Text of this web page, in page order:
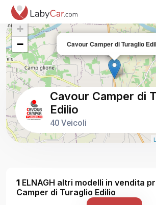
Cavour Camper di Turaglio
+
−
Cavour Camper di
Edilio
40 Veicoli
1 ELNAGH altri modelli in vendita
Camper di Turaglio Edilio